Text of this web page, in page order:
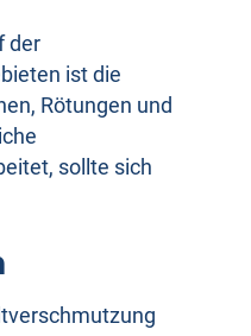
der
ist die
Rötungen und
sollte sich